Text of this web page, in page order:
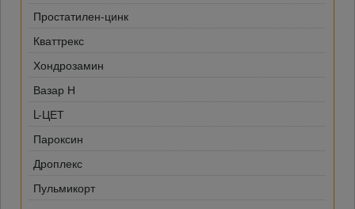
Простатилен-цинк
Кваттрекс
Хондрозамин
Вазар Н
L-ЦЕТ
Пароксин
Дроплекс
Пульмикорт